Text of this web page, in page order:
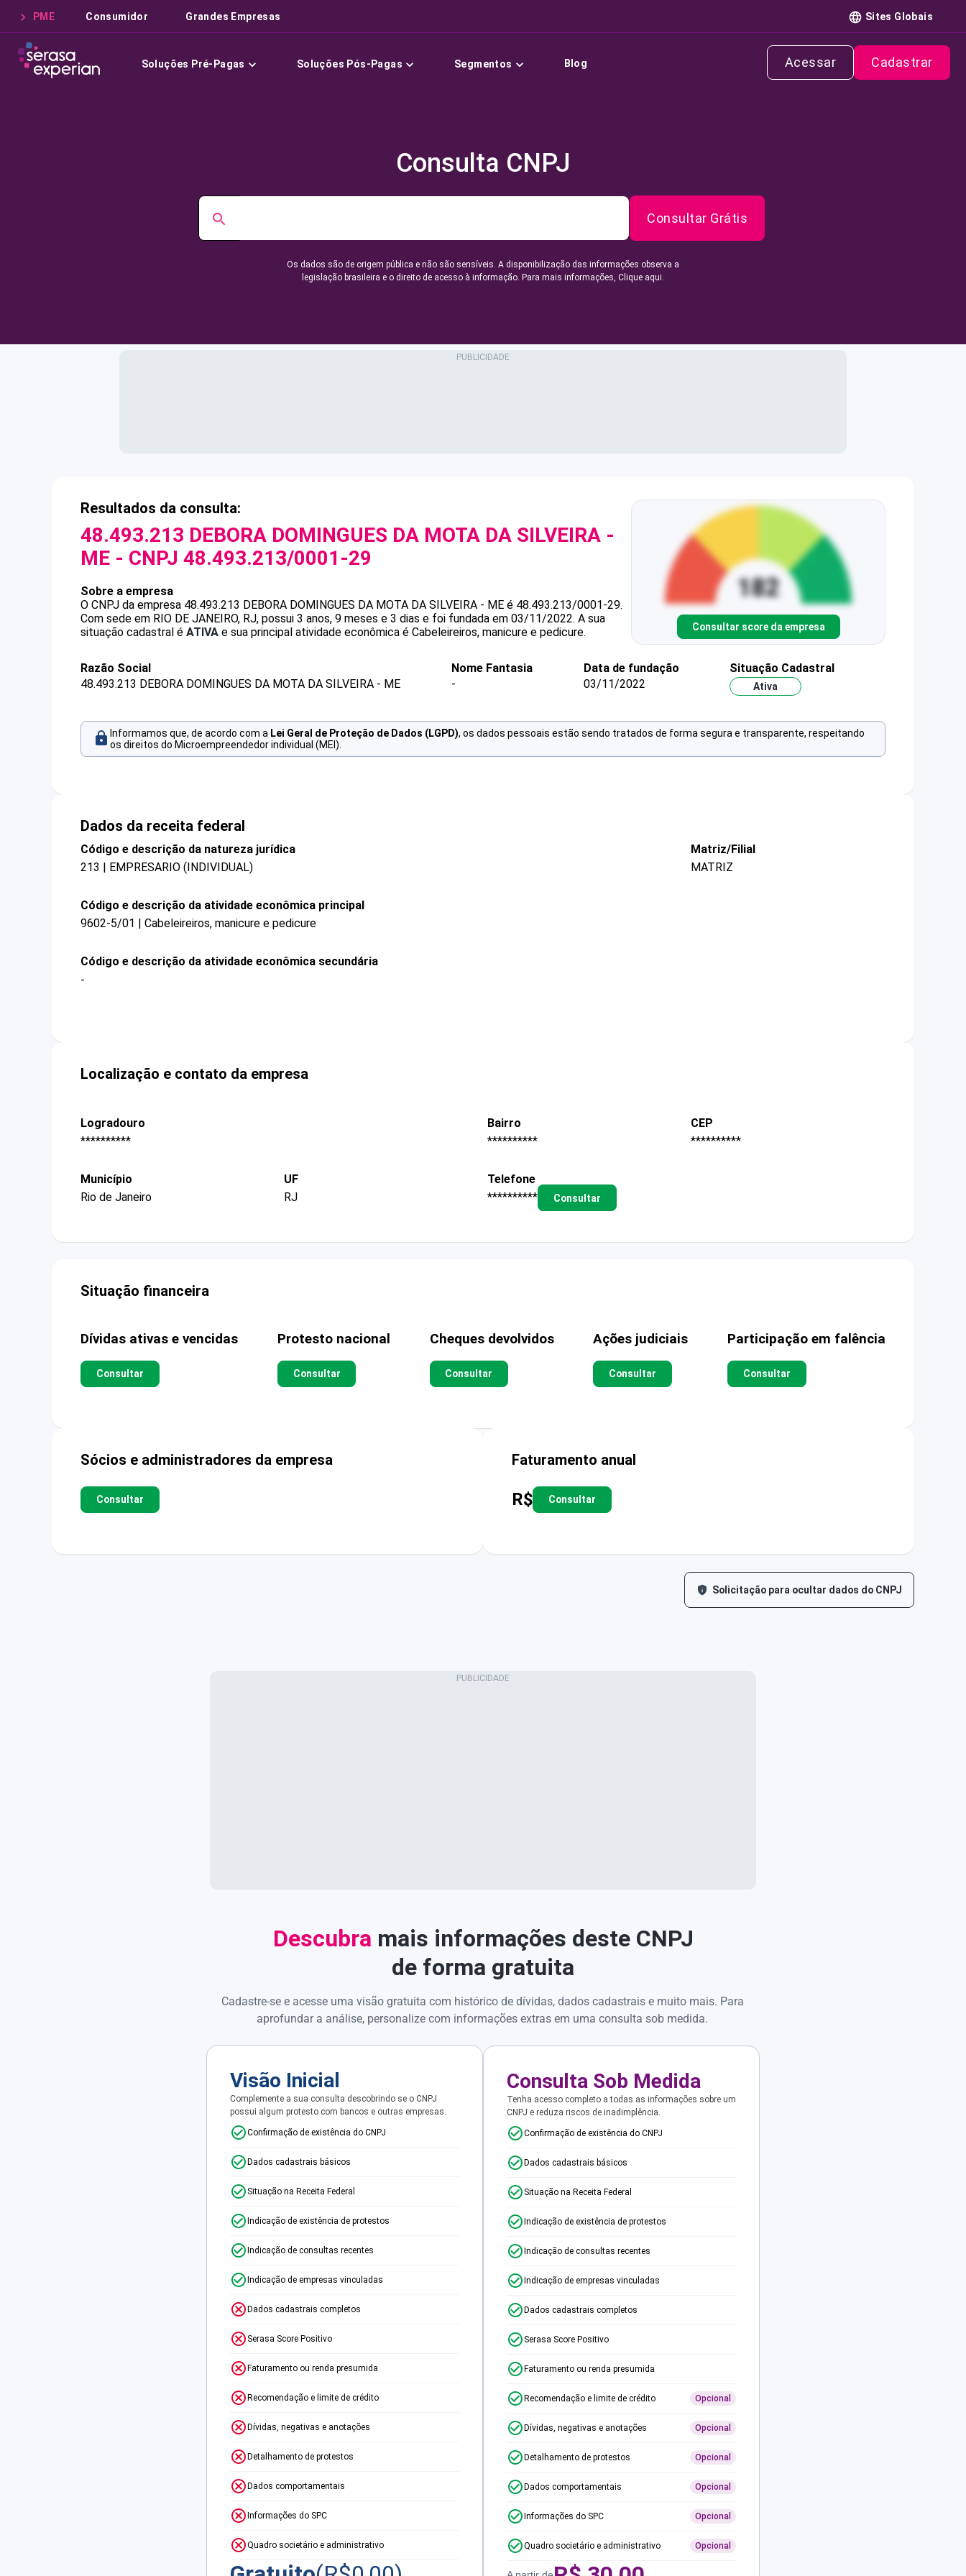
PME Consumidor Grandes Empresas Sites Globais
Soluções Pré-Pagas Soluções Pós-Pagas Segmentos Blog Acessar Cadastrar
Consulta CNPJ
Consultar Grátis
Os dados são de origem pública e não são sensíveis. A disponibilização das informações observa a
legislação brasileira e o direito de acesso à informação. Para mais informações, Clique aqui.
Resultados da consulta:
48.493.213 DEBORA DOMINGUES DA MOTA DA SILVEIRA -
ME - CNPJ 48.493.213/0001-29
Sobre a empresa
O CNPJ da empresa 48.493.213 DEBORA DOMINGUES DA MOTA DA SILVEIRA - ME é 48.493.213/0001-29.
Com sede em RIO DE JANEIRO, RJ, possui 3 anos, 9 meses e 3 dias e foi fundada em 03/11/2022. A sua
situação cadastral é ATIVA e sua principal atividade econômica é Cabeleireiros, manicure e pedicure. Consultar score da empresa
Razão Social
48.493.213 DEBORA DOMINGUES DA MOTA DA SILVEIRA - ME
Nome Fantasia
-
Data de fundação
03/11/2022
Situação Cadastral
Ativa
Informamos que, de acordo com a Lei Geral de Proteção de Dados (LGPD), os dados pessoais estão sendo tratados de forma segura e transparente, respeitando
os direitos do Microempreendedor individual (MEI).
Dados da receita federal
Código e descrição da natureza jurídica
213 | EMPRESARIO (INDIVIDUAL)
Matriz/Filial
MATRIZ
Código e descrição da atividade econômica principal
9602-5/01 | Cabeleireiros, manicure e pedicure
Código e descrição da atividade econômica secundária
-
Localização e contato da empresa
Logradouro
**********
Bairro
**********
CEP
**********
Município
Rio de Janeiro
UF
RJ
Telefone
**********
Consultar
Situação financeira
Dívidas ativas e vencidas
Consultar
Protesto nacional
Consultar
Cheques devolvidos
Consultar
Ações judiciais
Consultar
Participação em falência
Consultar
Sócios e administradores da empresa
Consultar
Faturamento anual
R$ Consultar
Solicitação para ocultar dados do CNPJ
Descubra mais informações deste CNPJ
de forma gratuita
Cadastre-se e acesse uma visão gratuita com histórico de dívidas, dados cadastrais e muito mais. Para
aprofundar a análise, personalize com informações extras em uma consulta sob medida.
Visão Inicial
Complemente a sua consulta descobrindo se o CNPJ
possui algum protesto com bancos e outras empresas.
Confirmação de existência do CNPJ
Dados cadastrais básicos
Situação na Receita Federal
Indicação de existência de protestos
Indicação de consultas recentes
Indicação de empresas vinculadas
Dados cadastrais completos
Serasa Score Positivo
Faturamento ou renda presumida
Recomendação e limite de crédito
Dívidas, negativas e anotações
Detalhamento de protestos
Dados comportamentais
Informações do SPC
Quadro societário e administrativo
Consulta Sob Medida
Tenha acesso completo a todas as informações sobre um
CNPJ e reduza riscos de inadimplência.
Confirmação de existência do CNPJ
Dados cadastrais básicos
Situação na Receita Federal
Indicação de existência de protestos
Indicação de consultas recentes
Indicação de empresas vinculadas
Dados cadastrais completos
Serasa Score Positivo
Faturamento ou renda presumida
Recomendação e limite de crédito Opcional
Dívidas, negativas e anotações Opcional
Detalhamento de protestos Opcional
Dados comportamentais Opcional
Informações do SPC Opcional
Quadro societário e administrativo Opcional